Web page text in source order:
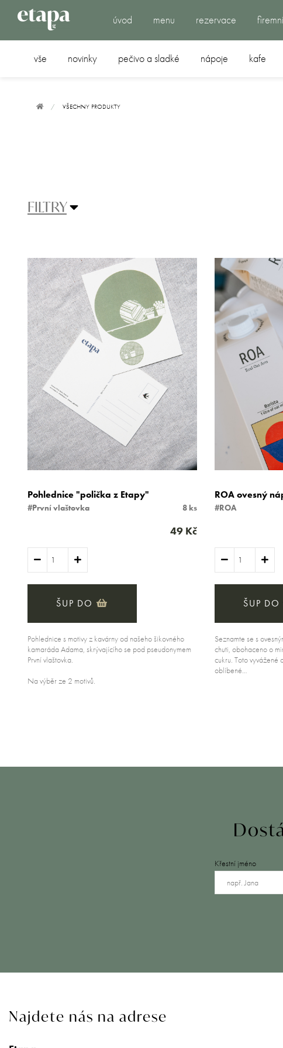
úvod menu rezervace
vše novinky pečivo a sladké nápoje kafe
VŠECHNY PRODUKTY
FILTRY
Pohlednice "polička z Etapy"
#První vlaštovka 8 ks
49 Kč
ŠUP DO
Pohlednice s motivy z kavárny od našeho šikovného
kamaráda Adama, skrývajícího se pod pseudonymem
První vlaštovka.
Na výběr ze 2 motivů.
ROA ovesný
#ROA
ŠUP DO
Seznamte se s
chuti, obohaceno o
cukru. Toto vyvážené
oblíbené…
Křestní jméno
Najdete nás na adrese